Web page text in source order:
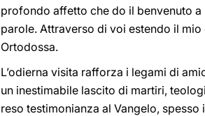
profondo affetto che do il benvenuto a
parole. Attraverso di voi estendo il
Ortodossa.
L’odierna visita rafforza i legami di
un inestimabile lascito di martiri,
reso testimonianza al Vangelo,